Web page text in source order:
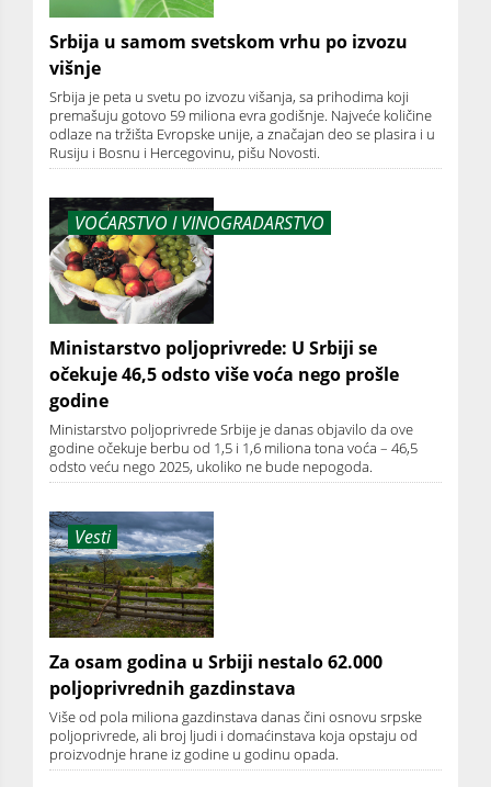
Srbija u samom svetskom vrhu po izvozu
višnje
Srbija je peta u svetu po izvozu višanja, sa prihodima koji
premašuju gotovo 59 miliona evra godišnje. Najveće količine
odlaze na tržišta Evropske unije, a značajan deo se plasira i u
Rusiju i Bosnu i Hercegovinu, pišu Novosti.
VOĆARSTVO I VINOGRADARSTVO
Ministarstvo poljoprivrede: U Srbiji se
očekuje 46,5 odsto više voća nego prošle
godine
Ministarstvo poljoprivrede Srbije je danas objavilo da ove
godine očekuje berbu od 1,5 i 1,6 miliona tona voća – 46,5
odsto veću nego 2025, ukoliko ne bude nepogoda.
Vesti
Za osam godina u Srbiji nestalo 62.000
poljoprivrednih gazdinstava
Više od pola miliona gazdinstava danas čini osnovu srpske
poljoprivrede, ali broj ljudi i domaćinstava koja opstaju od
proizvodnje hrane iz godine u godinu opada.